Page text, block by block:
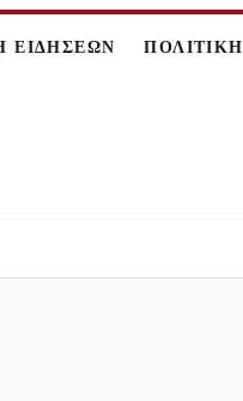
ΕΙΔΗΣΕΩΝ ΠΟΛΙΤΙΚΗ